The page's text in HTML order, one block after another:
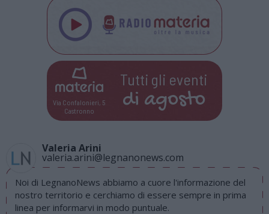
Via Confalonieri, 5
Castronno
Tutti gli eventi
di agosto
Valeria Arini
valeria.arini@legnanonews.com
Noi di LegnanoNews abbiamo a cuore l'informazione del
nostro territorio e cerchiamo di essere sempre in prima
linea per informarvi in modo puntuale.